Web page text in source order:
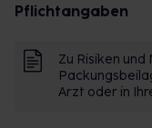
Pflichtangaben
Zu Risiken
Arzt oder in